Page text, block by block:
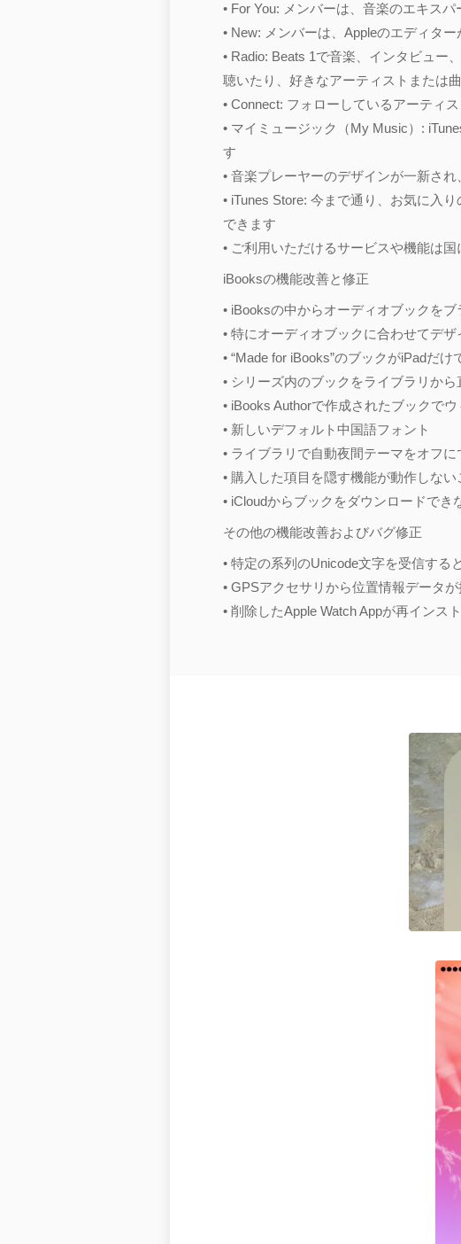
• For You: メンバーは、音楽のエキス
• New: メンバーは、Appleのエディタ
• Radio: Beats 1で音楽、インタビュー
聴いたり、好きなアーティストまたは
• Connect: フォローしているアーティ
• マイミュージック（My Music）:
す
• 音楽プレーヤーのデザインが一新さ
• iTunes Store: 今まで通り、お気に入
できます
• ご利用いただけるサービスや機能は
iBooksの機能改善と修正
• iBooksの中からオーディオブックを
• 特にオーディオブックに合わせてデ
• “Made for iBooks”のブックがiPadだ
• シリーズ内のブックをライブラリか
• iBooks Authorで作成されたブックで
• 新しいデフォルト中国語フォント
• ライブラリで自動夜間テーマをオフ
• 購入した項目を隠す機能が動作しな
• iCloudからブックをダウンロードで
その他の機能改善およびバグ修正
• 特定の系列のUnicode文字を受信する
• GPSアクセサリから位置情報データ
• 削除したApple Watch Appが再インス